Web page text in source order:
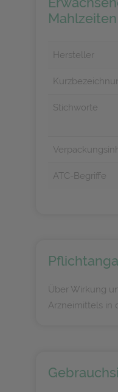
Hersteller
Stichworte
ATC-Begriffe
Über Wirkung
Arzneimittels in